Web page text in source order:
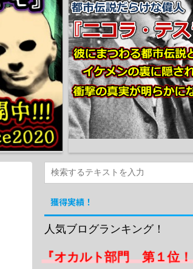
獲得実績！
人気ブログランキング！
『オカルト部門 第１位！』